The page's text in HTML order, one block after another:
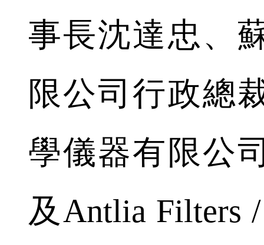
事長沈達忠、
限公司行政總
學儀器有限公
及Antlia Filters